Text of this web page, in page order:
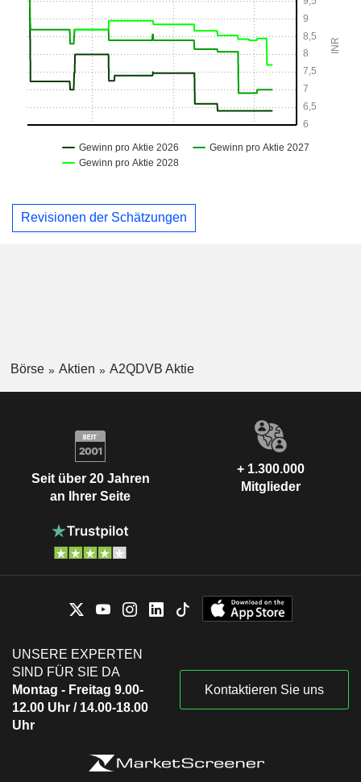
Revisionen der Schätzungen
Börse Aktien A2QDVB Aktie
Seit über 20 Jahren
an Ihrer Seite
+ 1.300.000
Mitglieder
UNSERE EXPERTEN
SIND FÜR SIE DA
Montag - Freitag 9.00-
12.00 Uhr / 14.00-18.00
Uhr
Kontaktieren Sie uns